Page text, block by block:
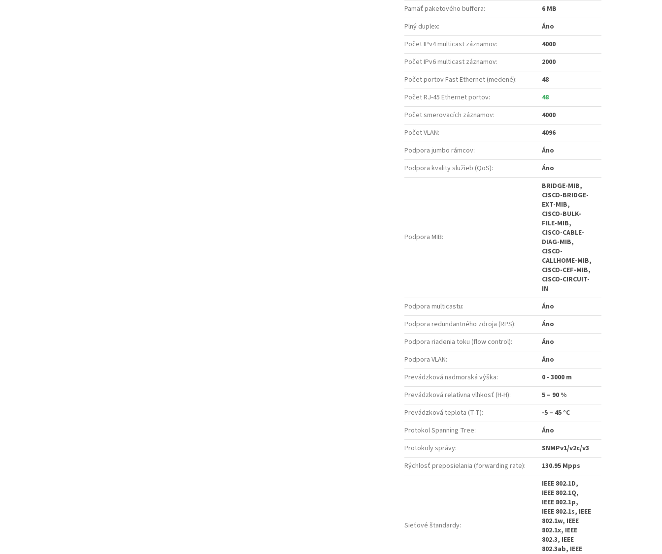
Pamäť paketového buffera:
6 MB
Plný duplex:
Áno
Počet IPv4 multicast záznamov:
4000
Počet IPv6 multicast záznamov:
2000
Počet portov Fast Ethernet (medené):
48
Počet RJ-45 Ethernet portov:
48
Počet smerovacích záznamov:
4000
Počet VLAN:
4096
Podpora jumbo rámcov:
Áno
Podpora kvality služieb (QoS): Áno
Podpora MIB:
BRIDGE-MIB,
CISCO-BRIDGE-
EXT-MIB,
CISCO-BULK-
FILE-MIB,
CISCO-CABLE-
DIAG-MIB,
CISCO-
CALLHOME-MIB,
CISCO-CEF-MIB,
CISCO-CIRCUIT-
IN
Podpora multicastu:
Áno
Podpora redundantného zdroja (RPS):
Áno
Podpora riadenia toku (flow control):
Áno
Podpora VLAN:
Áno
Prevádzková nadmorská výška:
0 - 3000 m
Prevádzková relatívna vlhkosť (H-H):
5 – 90 %
Prevádzková teplota (T-T):
-5 – 45 °C
Protokol Spanning Tree:
Áno
Protokoly správy:
SNMPv1/v2c/v3
Rýchlosť preposielania (forwarding rate): 130.95 Mpps
Sieťové štandardy:
IEEE 802.1D,
IEEE 802.1Q,
IEEE 802.1p,
IEEE 802.1s, IEEE
802.1w, IEEE
802.1x, IEEE
802.3, IEEE
802.3ab, IEEE